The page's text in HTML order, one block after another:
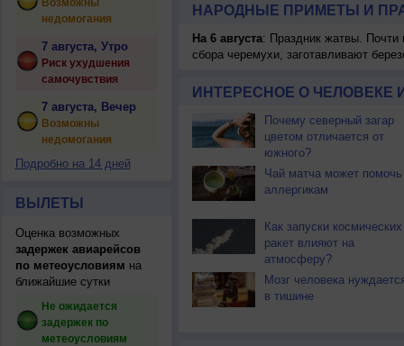
Возможны
недомогания
7 августа, Утро
Риск ухудшения
самочувствия
7 августа, Вечер
Возможны
недомогания
Подробно на 14 дней
ВЫЛЕТЫ
Оценка возможных
задержек авиарейсов
по метеоусловиям на
ближайшие сутки
Не ожидается
задержек по
метеоусловиям
НАРОДНЫЕ ПРИМЕТЫ И
На 6 августа: Праздник жатвы. Почти
сбора черемухи, заготавливают
ИНТЕРЕСНОЕ О ЧЕЛОВЕКЕ
Почему северный загар
цветом отличается от
южного?
Чай матча может помочь
аллергикам
Как запуски космических
ракет влияют на
атмосферу?
Мозг человека
в тишине